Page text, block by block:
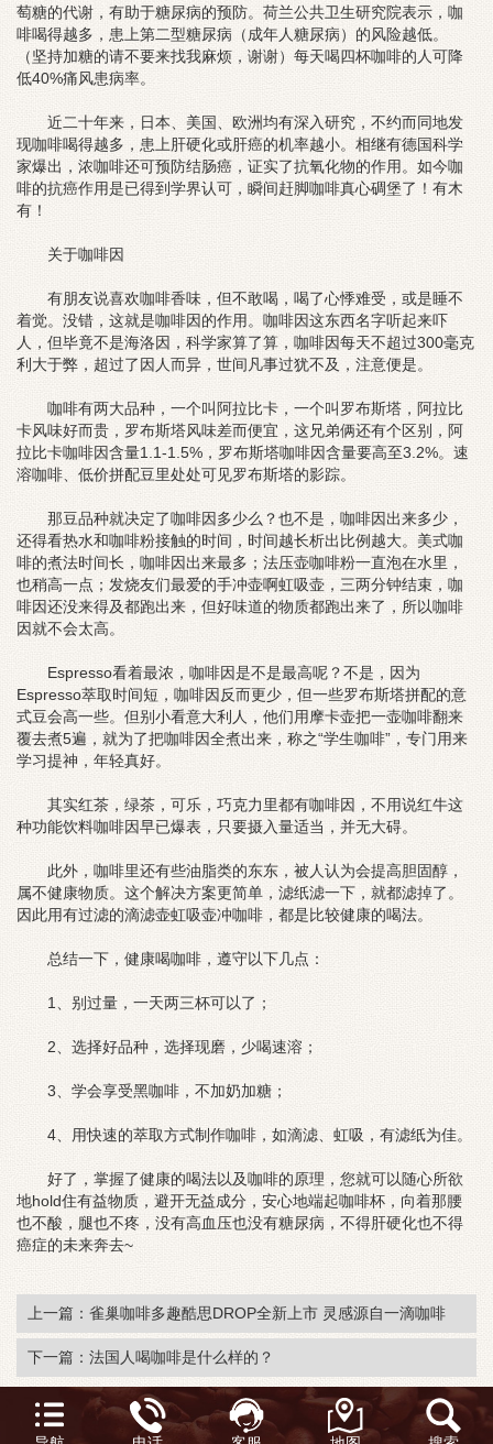
萄糖的代谢，有助于糖尿病的预防。荷兰公共卫生研究院表示，咖
啡喝得越多，患上第二型糖尿病（成年人糖尿病）的风险越低。
（坚持加糖的请不要来找我麻烦，谢谢）每天喝四杯咖啡的人可降
低40%痛风患病率。
近二十年来，日本、美国、欧洲均有深入研究，不约而同地发
现咖啡喝得越多，患上肝硬化或肝癌的机率越小。相继有德国科学
家爆出，浓咖啡还可预防结肠癌，证实了抗氧化物的作用。如今咖
啡的抗癌作用是已得到学界认可，瞬间赶脚咖啡真心碉堡了！有木
有！
关于咖啡因
有朋友说喜欢咖啡香味，但不敢喝，喝了心悸难受，或是睡不
着觉。没错，这就是咖啡因的作用。咖啡因这东西名字听起来吓
人，但毕竟不是海洛因，科学家算了算，咖啡因每天不超过300毫克
利大于弊，超过了因人而异，世间凡事过犹不及，注意便是。
咖啡有两大品种，一个叫阿拉比卡，一个叫罗布斯塔，阿拉比
卡风味好而贵，罗布斯塔风味差而便宜，这兄弟俩还有个区别，阿
拉比卡咖啡因含量1.1-1.5%，罗布斯塔咖啡因含量要高至3.2%。速
溶咖啡、低价拼配豆里处处可见罗布斯塔的影踪。
那豆品种就决定了咖啡因多少么？也不是，咖啡因出来多少，
还得看热水和咖啡粉接触的时间，时间越长析出比例越大。美式咖
啡的煮法时间长，咖啡因出来最多；法压壶咖啡粉一直泡在水里，
也稍高一点；发烧友们最爱的手冲壶啊虹吸壶，三两分钟结束，咖
啡因还没来得及都跑出来，但好味道的物质都跑出来了，所以咖啡
因就不会太高。
Espresso看着最浓，咖啡因是不是最高呢？不是，因为
Espresso萃取时间短，咖啡因反而更少，但一些罗布斯塔拼配的意
式豆会高一些。但别小看意大利人，他们用摩卡壶把一壶咖啡翻来
覆去煮5遍，就为了把咖啡因全煮出来，称之“学生咖啡”，专门用来
学习提神，年轻真好。
其实红茶，绿茶，可乐，巧克力里都有咖啡因，不用说红牛这
种功能饮料咖啡因早已爆表，只要摄入量适当，并无大碍。
此外，咖啡里还有些油脂类的东东，被人认为会提高胆固醇，
属不健康物质。这个解决方案更简单，滤纸滤一下，就都滤掉了。
因此用有过滤的滴滤壶虹吸壶冲咖啡，都是比较健康的喝法。
总结一下，健康喝咖啡，遵守以下几点：
1、别过量，一天两三杯可以了；
2、选择好品种，选择现磨，少喝速溶；
3、学会享受黑咖啡，不加奶加糖；
4、用快速的萃取方式制作咖啡，如滴滤、虹吸，有滤纸为佳。
好了，掌握了健康的喝法以及咖啡的原理，您就可以随心所欲
地hold住有益物质，避开无益成分，安心地端起咖啡杯，向着那腰
也不酸，腿也不疼，没有高血压也没有糖尿病，不得肝硬化也不得
癌症的未来奔去~
上一篇：雀巢咖啡多趣酷思DROP全新上市 灵感源自一滴咖啡
下一篇：法国人喝咖啡是什么样的？
Copyright © 2012-2018 腾龙公司 版权所有
备案号：
琼ICP备xxxxxxxx号